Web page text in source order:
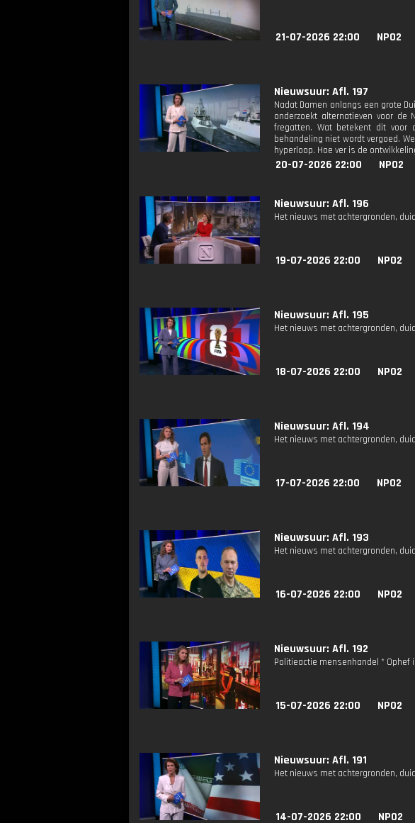
21-07-2026 22:00 NPO2
Nieuwsuur: Afl. 197
Nadat Damen onlangs een grote
onderzoekt alternatieven voor de
fregatten. Wat betekent dit voor
behandeling niet wordt vergoed.
hyperloop. Hoe ver is de
20-07-2026 22:00 NPO2
Nieuwsuur: Afl. 196
Het nieuws met achtergronden,
19-07-2026 22:00 NPO2
Nieuwsuur: Afl. 195
Het nieuws met achtergronden,
18-07-2026 22:00 NPO2
Nieuwsuur: Afl. 194
Het nieuws met achtergronden,
17-07-2026 22:00 NPO2
Nieuwsuur: Afl. 193
Het nieuws met achtergronden,
16-07-2026 22:00 NPO2
Nieuwsuur: Afl. 192
Politieactie mensenhandel * Ophef
15-07-2026 22:00 NPO2
Nieuwsuur: Afl. 191
Het nieuws met achtergronden,
14-07-2026 22:00 NPO2